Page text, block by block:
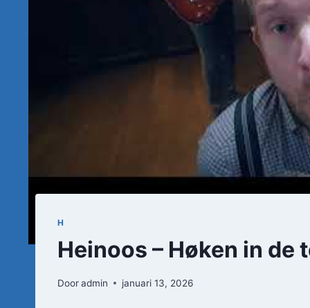
H
Heinoos – Høken in
Dooradmin januari 13, 2026